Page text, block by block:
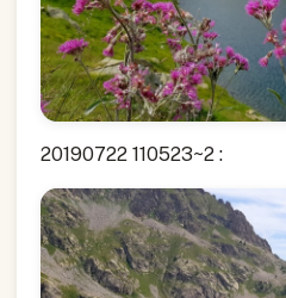
20190722 110523~2 :